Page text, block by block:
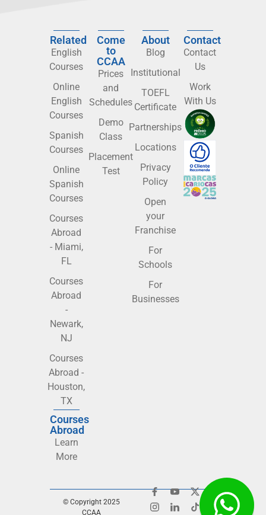
Related
English
Courses
Online
English
Courses
Spanish
Courses
Online
Spanish
Courses
Courses
Abroad
- Miami,
FL
Courses
Abroad
-
Newark,
NJ
Courses
Abroad -
Houston,
TX
Courses
Abroad
Learn
More
Come
to
CCAA
Prices
and
Schedules
Demo
Class
Placement
Test
About
Blog
Institutional
TOEFL
Certificate
Partnerships
Locations
Privacy
Policy
Open
your
Franchise
For
Schools
For
Businesses
Contact
Contact
Us
Work
With Us
© Copyright 2025
CCAA